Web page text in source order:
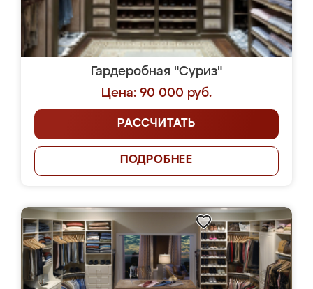
Гардеробная "Суриз"
Цена: 90 000 руб.
РАССЧИТАТЬ
ПОДРОБНЕЕ